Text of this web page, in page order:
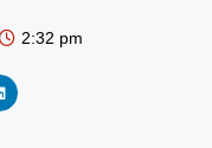
2:32 pm